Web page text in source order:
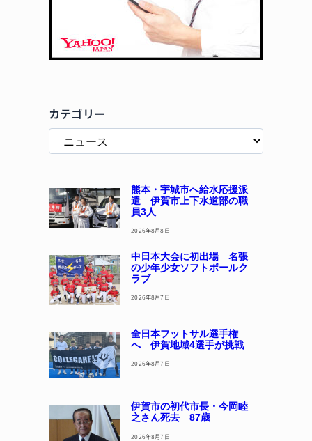
カテゴリー
熊本・宇城市へ給水応援派
遣 伊賀市上下水道部の職
員3人
2026年8月8日
中日本大会に初出場 名張
の少年少女ソフトボールク
ラブ
2026年8月7日
全日本フットサル選手権
へ 伊賀地域4選手が挑戦
2026年8月7日
伊賀市の初代市長・今岡睦
之さん死去 87歳
2026年8月7日